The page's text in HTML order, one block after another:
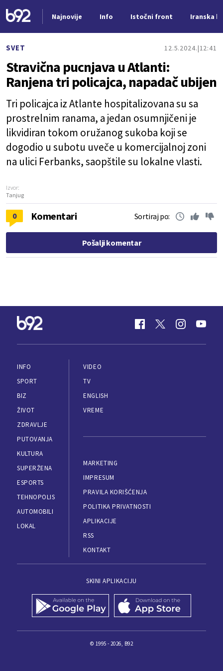
Najnovije Info Istočni front Iranska
SVET 12.5.2024. 12:41
Stravična pucnjava u Atlanti:
Ranjena tri policajca, napadač ubijen
Tri policajca iz Atlante hospitalizovana su sa
prostrelnim ranama, a jedan osumnjičeni je
likvidiran tokom oružanog sukoba koji se
dogodio u subotu uveče u komercijalnoj zoni
na ulici Ferbanks, saopštile su lokalne vlasti.
Izvor:
Tanjug
0 Komentari Sortiraj po:
Pošalji komentar
INFO
SPORT
BIZ
ŽIVOT
ZDRAVLJE
PUTOVANJA
KULTURA
SUPERŽENA
ESPORTS
TEHNOPOLIS
AUTOMOBILI
LOKAL
VIDEO
TV
ENGLISH
VREME
MARKETING
IMPRESUM
PRAVILA KORIŠĆENJA
POLITIKA PRIVATNOSTI
APLIKACIJE
RSS
KONTAKT
SKINI APLIKACIJU
© 1995 - 2026, B92